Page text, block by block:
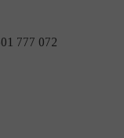
777 072